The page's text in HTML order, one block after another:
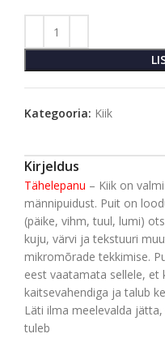
Kategooria: Kiik
Kirjeldus
Tähelepanu – Kiik on
männipuidust. Puit on
(päike, vihm, tuul, lumi)
kuju, värvi ja tekstuuri
mikromõrade tekkimise.
eest vaatamata sellele,
kaitsevahendiga ja talub
Läti ilma meelevalda
tuleb